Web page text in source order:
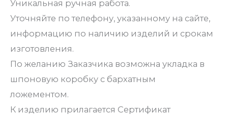
Уникальная ручная работа.
Уточняйте по телефону, указанному на сайте,
информацию по наличию изделий и срокам
изготовления.
По желанию Заказчика возможна укладка в
шпоновую коробку с бархатным
ложементом.
К изделию прилагается Сертификат